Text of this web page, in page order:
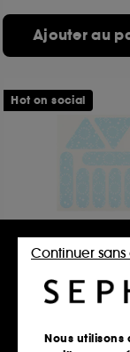
Ajouter au
SEPHORA
Face Tape
80
15,99€
Hot on social
Nous utilisons
Continuer